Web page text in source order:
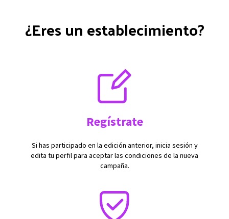
¿Eres un establecimiento?
Regístrate
Si has participado en la edición anterior, inicia sesión y
edita tu perfil para aceptar las condiciones de la nueva
campaña.